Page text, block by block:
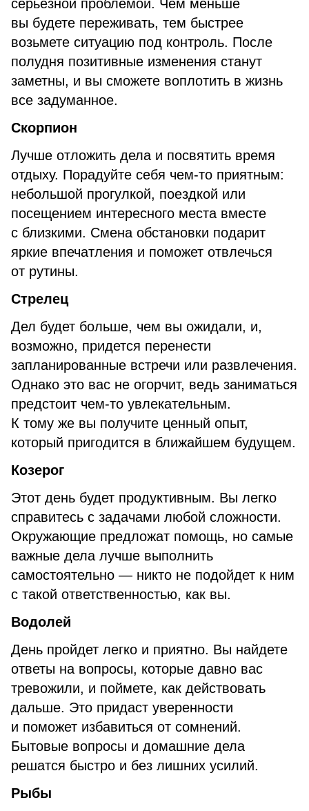
серьезной проблемой. Чем меньше
вы будете переживать, тем быстрее
возьмете ситуацию под контроль. После
полудня позитивные изменения станут
заметны, и вы сможете воплотить в жизнь
все задуманное.
Скорпион
Лучше отложить дела и посвятить время
отдыху. Порадуйте себя чем-то приятным:
небольшой прогулкой, поездкой или
посещением интересного места вместе
с близкими. Смена обстановки подарит
яркие впечатления и поможет отвлечься
от рутины.
Стрелец
Дел будет больше, чем вы ожидали, и,
возможно, придется перенести
запланированные встречи или развлечения.
Однако это вас не огорчит, ведь заниматься
предстоит чем-то увлекательным.
К тому же вы получите ценный опыт,
который пригодится в ближайшем будущем.
Козерог
Этот день будет продуктивным. Вы легко
справитесь с задачами любой сложности.
Окружающие предложат помощь, но самые
важные дела лучше выполнить
самостоятельно — никто не подойдет к ним
с такой ответственностью, как вы.
Водолей
День пройдет легко и приятно. Вы найдете
ответы на вопросы, которые давно вас
тревожили, и поймете, как действовать
дальше. Это придаст уверенности
и поможет избавиться от сомнений.
Бытовые вопросы и домашние дела
решатся быстро и без лишних усилий.
Рыбы